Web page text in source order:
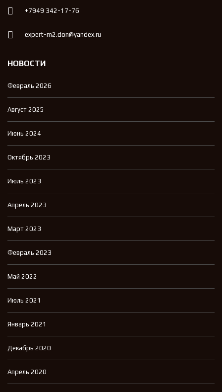
+7949 342-17-76
expert-m2.don@yandex.ru
НОВОСТИ
Февраль 2026
Август 2025
Июнь 2024
Октябрь 2023
Июль 2023
Апрель 2023
Март 2023
Февраль 2023
Май 2022
Июль 2021
Январь 2021
Декабрь 2020
Апрель 2020